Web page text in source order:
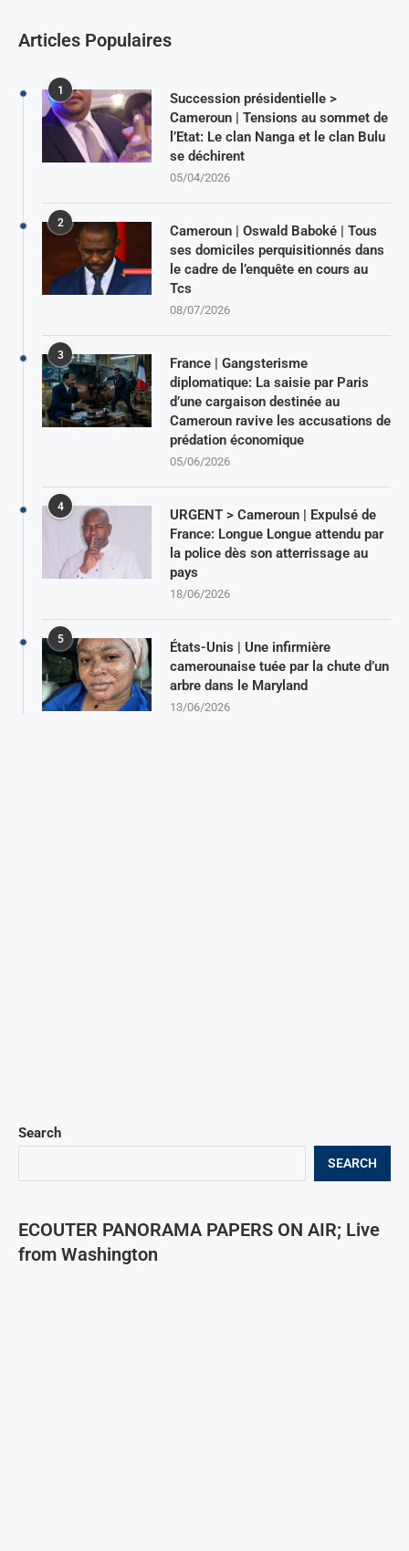
Search
SEARCH
ECOUTER PANORAMA PAPERS ON AIR; Live
from Washington
Articles Populaires
1
Succession présidentielle >
Cameroun | Tensions au sommet de
l’Etat: Le clan Nanga et le clan Bulu
se déchirent
05/04/2026
2
Cameroun | Oswald Baboké | Tous
ses domiciles perquisitionnés dans
le cadre de l’enquête en cours au
Tcs
08/07/2026
3
France | Gangsterisme
diplomatique: La saisie par Paris
d’une cargaison destinée au
Cameroun ravive les accusations de
prédation économique
05/06/2026
4
URGENT > Cameroun | Expulsé de
France: Longue Longue attendu par
la police dès son atterrissage au
pays
18/06/2026
5
États-Unis | Une infirmière
camerounaise tuée par la chute d’un
arbre dans le Maryland
13/06/2026